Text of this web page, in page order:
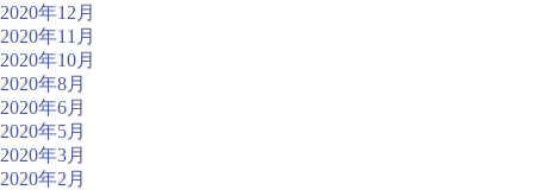
2020年12月
2020年11月
2020年10月
2020年8月
2020年6月
2020年5月
2020年3月
2020年2月